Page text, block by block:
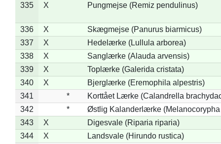
335
X Pungmejse (Remiz pendulinus)
336 X
Skægmejse (Panurus biarmicus)
337
X
Hedelærke (Lullula arborea)
338
X
Sanglærke (Alauda arvensis)
339
X
Toplærke (Galerida cristata)
340
X
Bjerglærke (Eremophila alpestris)
341
*
Korttået Lærke (Calandrella
342
*
Østlig Kalanderlærke (Melanocorypha
343
X
Digesvale (Riparia riparia)
344
X
Landsvale (Hirundo rustica)